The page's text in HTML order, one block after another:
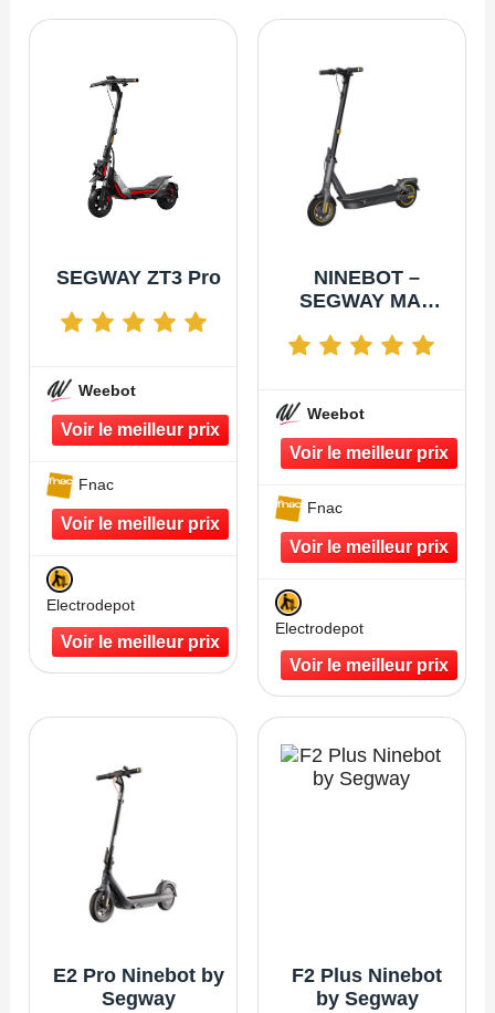
SEGWAY ZT3 Pro
Weebot
Fnac
Electrodepot
NINEBOT –
SEGWAY MAX
Weebot
Fnac
Electrodepot
E2 Pro Ninebot by
Segway
F2 Plus Ninebot
by Segway